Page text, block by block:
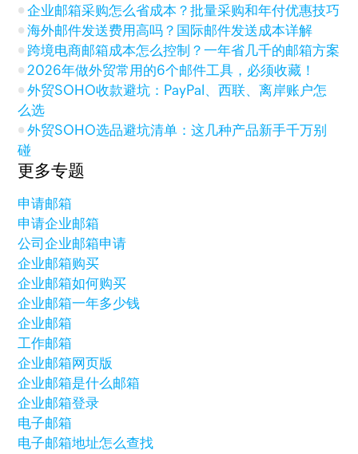
企业邮箱采购怎么省成本？批量采购和年付优惠技巧
海外邮件发送费用高吗？国际邮件发送成本详解
跨境电商邮箱成本怎么控制？一年省几千的邮箱方案
2026年做外贸常用的6个邮件工具，必须收藏！
外贸SOHO收款避坑：PayPal、西联、离岸账户怎
么选
外贸SOHO选品避坑清单：这几种产品新手千万别
碰
更多专题
申请邮箱
申请企业邮箱
公司企业邮箱申请
企业邮箱购买
企业邮箱如何购买
企业邮箱一年多少钱
企业邮箱
工作邮箱
企业邮箱网页版
企业邮箱是什么邮箱
企业邮箱登录
电子邮箱
电子邮箱地址怎么查找